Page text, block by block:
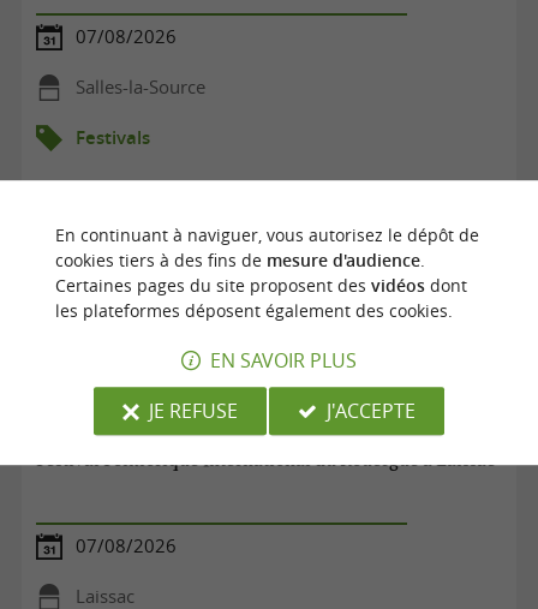
07/08/2026
Salles-la-Source
Festivals
Festival Folklorique International du Rouergue à Laissac
07/08/2026
Laissac
En continuant à naviguer, vous autorisez le dépôt de
cookies tiers à des fins de mesure d'audience.
Certaines pages du site proposent des vidéosdont
les plateformes déposent également des cookies.
EN SAVOIR PLUS
JE REFUSE
J'ACCEPTE